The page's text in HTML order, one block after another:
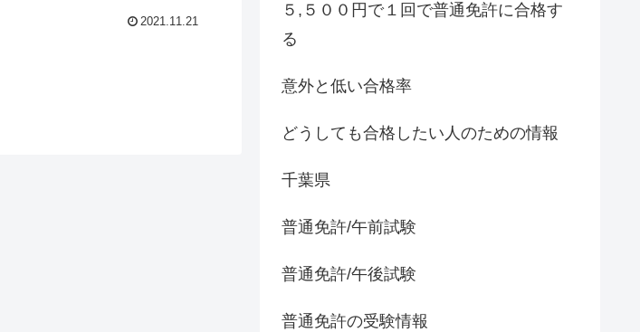
2021.11.21
５,５００円で１回で普通免許に合格す
る
意外と低い合格率
どうしても合格したい人のための情報
千葉県
普通免許/午前試験
普通免許/午後試験
普通免許の受験情報